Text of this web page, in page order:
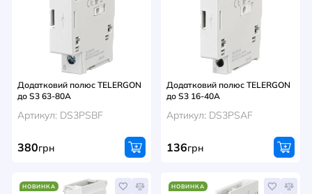
СИСТЕМИ ШИНОПРОВОДІВ ТА СТРУМОПРОВОДІВ
Додатковий полюс TELERGON
до S3 63-80A
Артикул: DS3PSBF
380грн
Додатковий полюс TELERGON
до S3 16-40A
Артикул: DS3PSAF
136грн
НОВИНКА НОВИНКА